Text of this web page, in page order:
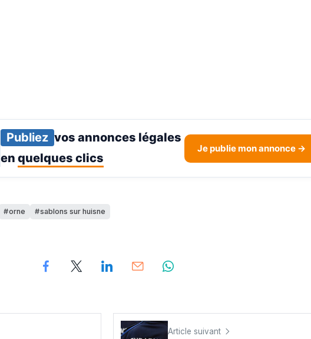
Publiez vos annonces légales
en quelques clics
Je publie mon annonce →
orne sablons sur huisne
Article suivant